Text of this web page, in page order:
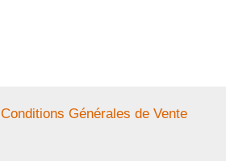
Conditions Générales de Vente